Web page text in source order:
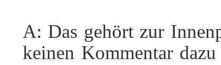
A: Das gehört zur
keinen Kommentar